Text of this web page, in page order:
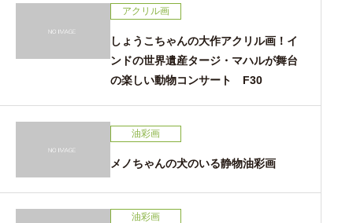
アクリル画
しょうこちゃんの大作アクリル画！イ
ンドの世界遺産タージ・マハルが舞台
の楽しい動物コンサート F30
油彩画
メノちゃんの犬のいる静物油彩画
油彩画